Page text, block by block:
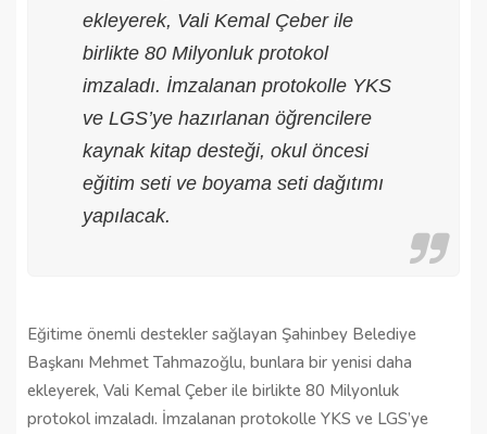
ekleyerek, Vali Kemal Çeber ile
birlikte 80 Milyonluk protokol
imzaladı. İmzalanan protokolle YKS
ve LGS’ye hazırlanan öğrencilere
kaynak kitap desteği, okul öncesi
eğitim seti ve boyama seti dağıtımı
yapılacak.
Eğitime önemli destekler sağlayan Şahinbey Belediye
Başkanı Mehmet Tahmazoğlu, bunlara bir yenisi daha
ekleyerek, Vali Kemal Çeber ile birlikte 80 Milyonluk
protokol imzaladı. İmzalanan protokolle YKS ve LGS’ye